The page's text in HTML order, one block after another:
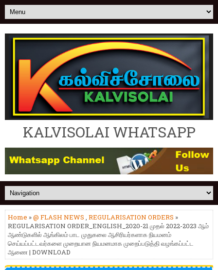
KALVISOLAI WHATSAPP
Home »@ FLASH NEWS , REGULARISATION ORDERS »
REGULARISATION ORDER_ENGLISH_2020-21 முதல் 2022-2023 ஆம்
ஆண்டுகளில் ஆங்கிலம் பாட முதுகலை ஆசிரியர்களாக நியமனம்
செய்யப்பட்டவர்களை முறையான நியமனமாக முறைப்படுத்தி வழங்கப்பட்ட
ஆணை | DOWNLOAD